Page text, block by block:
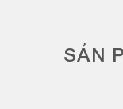
SẢN